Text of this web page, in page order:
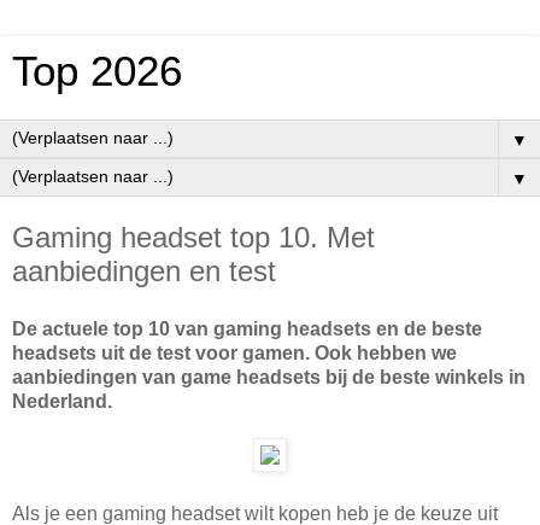
Top 2026
▼
▼
Gaming headset top 10. Met
aanbiedingen en test
De actuele top 10 van gaming headsets en de beste
headsets uit de test voor gamen. Ook hebben we
aanbiedingen van game headsets bij de beste winkels in
Nederland.
Als je een gaming headset wilt kopen heb je de keuze uit